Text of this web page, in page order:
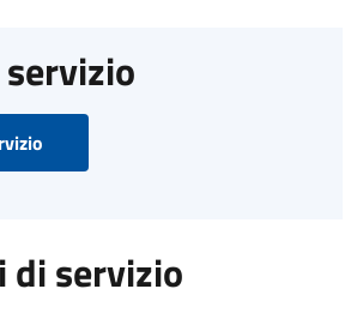
di servizio